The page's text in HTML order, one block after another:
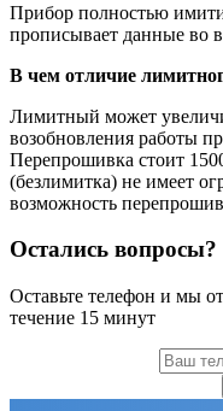
Прибор полностью
прописывает данные во
В чем отличие
Лимитный может
возобновления работы
Перепрошивка стоит
(безлимитка) не имеет
возможность
Остались вопросы?
Оставьте телефон и мы
течение 15 минут